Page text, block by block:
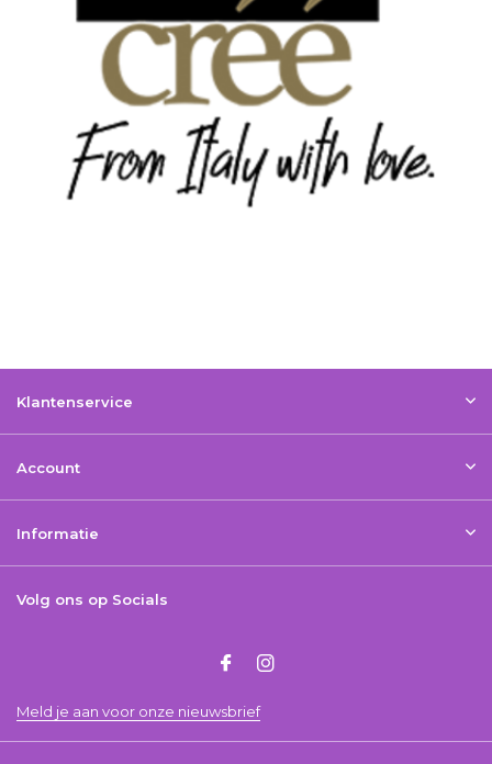
Klantenservice
Account
Informatie
Volg ons op Socials
Meld je aan voor onze nieuwsbrief